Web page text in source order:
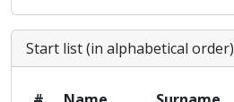
Start list (in alphabetical order)